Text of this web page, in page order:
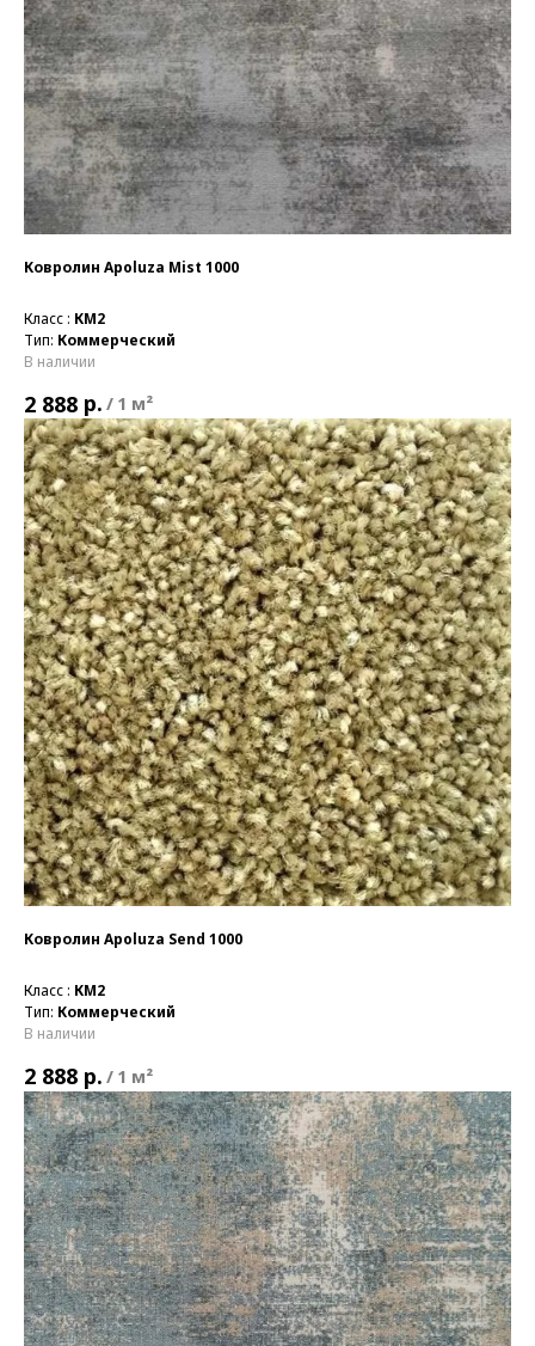
Ковролин Apoluza Mist 1000
Класс : КМ2
Тип: Коммерческий
В наличии
2 888 р. / 1 м²
Ковролин Apoluza Send 1000
Класс : КМ2
Тип: Коммерческий
В наличии
2 888 р. / 1 м²